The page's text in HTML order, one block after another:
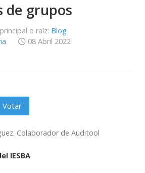
de grupos
o raíz: Blog
08 Abril 2022
Colaborador de Auditool
IESBA